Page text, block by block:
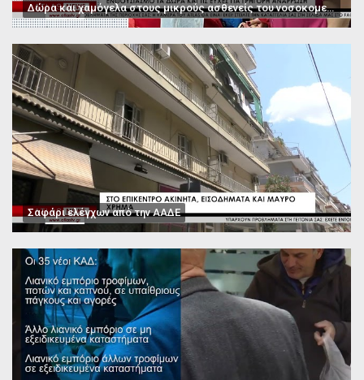
Δώρα και χαμόγελα στους μικρούς ασθενείς του νοσοκομείου Παπαγεωργίου
Σαφάρι ελέγχων από την ΑΑΔΕ